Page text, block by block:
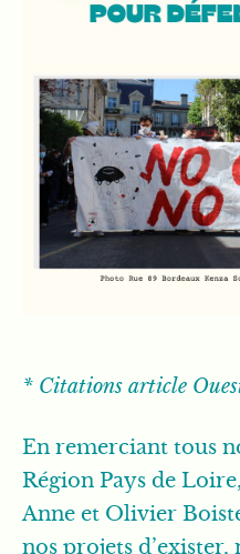
* Citations article
En remerciant tous
Région Pays de
Anne et Olivier
nos projets